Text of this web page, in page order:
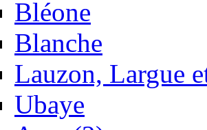
Bléone
Blanche
Lauzon, Largue
Ubaye